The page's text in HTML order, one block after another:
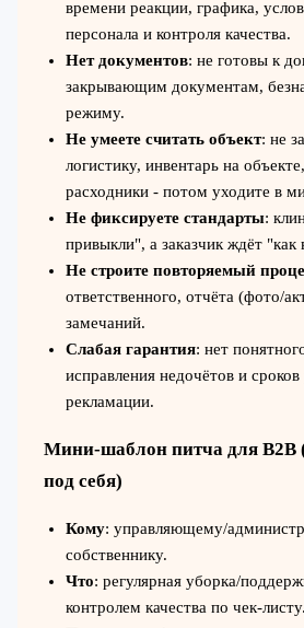
времени реакции, графика,
персонала и контроля качества.
Нет документов: не готовы к
закрывающим документам,
режиму.
Не умеете считать объект: не
логистику, инвентарь на
расходники - потом уходите в
Не фиксируете стандарты:
привыкли", а заказчик ждёт "как
Не строите повторяемый
ответственного, отчёта (фото/
замечаний.
Слабая гарантия: нет
исправления недочётов и
рекламации.
Мини-шаблон питча для B2B
под себя)
Кому: управляющему/
собственнику.
Что: регулярная уборка/
контролем качества по чек-листу.